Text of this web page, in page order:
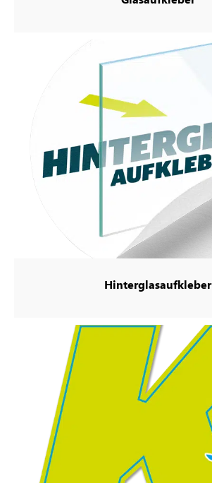
Hinterglasaufkleber